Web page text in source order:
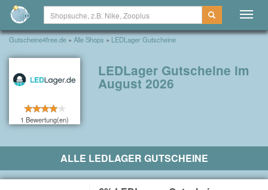
Gutscheine4free.de » Alle Shops » LEDLager Gutscheine
1 Bewertung(en)
LEDLager Gutscheine im
August 2026
ALLE LEDLAGER GUTSCHEINE